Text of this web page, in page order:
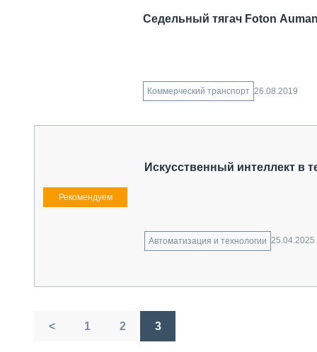
Седельный тягач Foton
Коммерческий транспорт 26.08.2019
Искусственный интеллект в
Автоматизация и технологии 25.04.2025
Пагинация
< 1 2 3